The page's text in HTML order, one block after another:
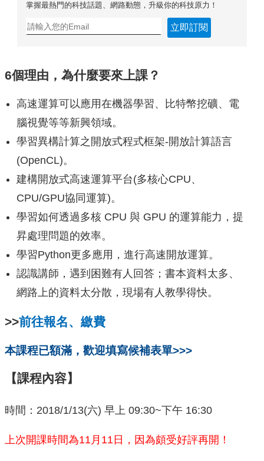
掌握最熱門的科技話題、網路動態，升級你的科技原力！
立即訂閱
6個理由，為什麼要來上課？
高速運算可以應用在機器學習、比特幣挖礦、電
腦視覺等等新興領域。
學習異構計算之開放式程式框架-開放計算語言
(OpenCL)。
建構開放式高速運算平台(多核心CPU、
CPU/GPU協同運算)。
學習如何透過多核 CPU 與 GPU 的運算能力，提
昇處理問題的效率。
學習Python更多應用，進行高速開放運算。
認識講師，遇到困難有人回答；書本資料太多、
網路上的資料太分散，現場有人教學得快。
>>前往報名、繳費
本課程已額滿，歡迎填寫候補表單>>>
【課程內容】
時間：2018/1/13(六) 早上 09:30~下午 16:30
上次開課時間為11月11日，因為頗受好評再開！